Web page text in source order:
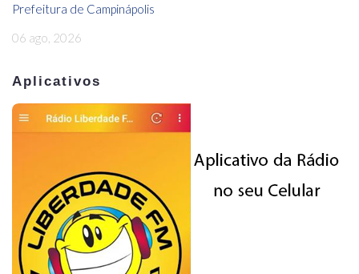
Prefeitura de Campinápolis
06 ago, 2026
Aplicativos